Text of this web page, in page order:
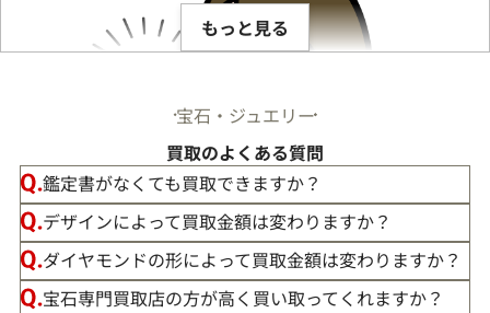
もっと見る
宝石・ジュエリー
買取のよくある質問
鑑定書がなくても買取できますか？
デザインによって買取金額は変わりますか？
ダイヤモンドの形によって買取金額は変わりますか？
宝石専門買取店の方が高く買い取ってくれますか？